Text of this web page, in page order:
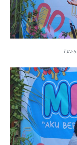
Tata